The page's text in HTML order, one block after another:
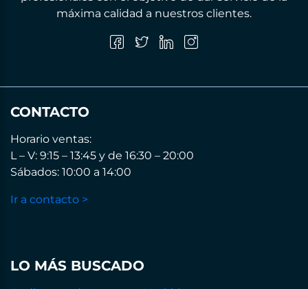
máxima calidad a nuestros clientes.
CONTACTO
Horario ventas:
L – V: 9:15 – 13:45 y de 16:30 – 20:00
Sábados: 10:00 a 14:00
Ir a contacto >
LO MÁS BUSCADO